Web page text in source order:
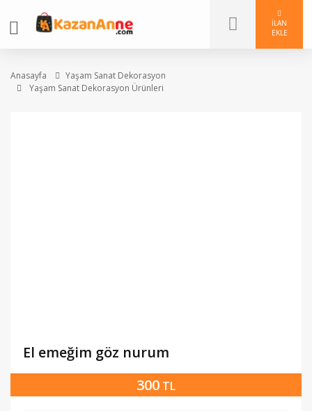
İLAN
EKLE
Anasayfa
Yaşam Sanat Dekorasyon
Yaşam Sanat Dekorasyon Ürünleri
El emeğim göz nurum
300 TL